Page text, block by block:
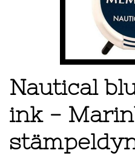
Nautical
ink -